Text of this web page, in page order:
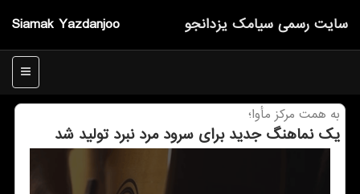
Siamak Yazdanjoo سایت رسمی سیامك یزدانجو
منو
به همت مركز مأوا؛
یك نماهنگ جدید برای سرود مرد نبرد تولید شد